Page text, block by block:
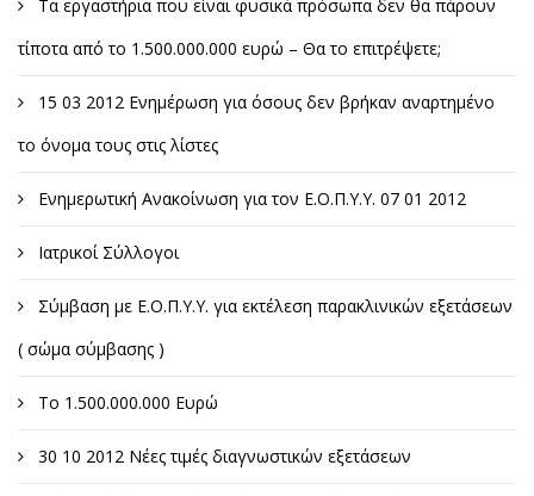
Τα εργαστήρια που είναι φυσικά πρόσωπα δεν θα πάρουν
τίποτα από το 1.500.000.000 ευρώ – Θα το επιτρέψετε;
15 03 2012 Ενημέρωση για όσους δεν βρήκαν αναρτημένο
το όνομα τους στις λίστες
Ενημερωτική Ανακοίνωση για τον Ε.Ο.Π.Υ.Υ. 07 01 2012
Ιατρικοί Σύλλογοι
Σύμβαση με Ε.Ο.Π.Υ.Υ. για εκτέλεση παρακλινικών εξετάσεων
( σώμα σύμβασης )
Το 1.500.000.000 Ευρώ
30 10 2012 Νέες τιμές διαγνωστικών εξετάσεων